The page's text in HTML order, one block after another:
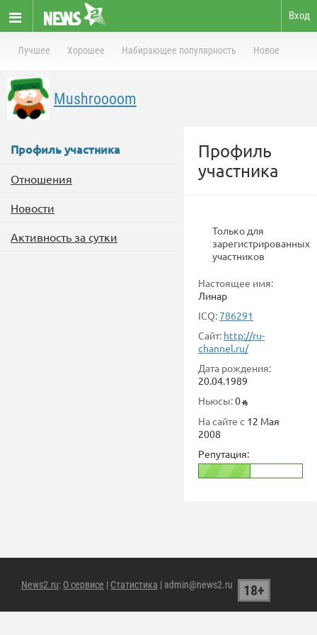
Вход
Лучшее Хорошее Набирающее популярность Новое
Mushroooom
Профиль участника
Отношения
Новости
Активность за сутки
Профиль
участника
Только для
зарегистрированных
участников
Настоящее имя:
Линар
ICQ:786291
Сайт: http://ru-
channel.ru/
Дата рождения:
20.04.1989
Ньюсы:0
На сайте с 12 Мая
2008
Репутация:
News2.ru: О сервисе | Статистика | admin@news2.ru 18+